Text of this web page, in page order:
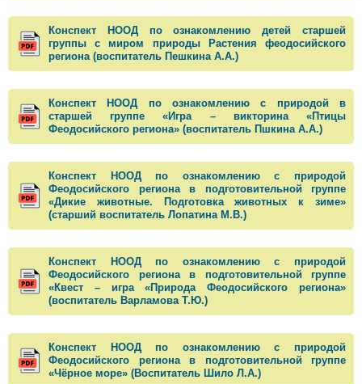
Конспект НООД по ознакомлению детей старшей
группы с миром природы Растения феодосийского
региона (воспитатель Пешкина А.А.)
Конспект НООД по ознакомлению с природой в
старшей группе «Игра – викторина «Птицы
Феодосийского региона» (воспитатель Пшкина А.А.)
Конспект НООД по ознакомлению с природой
Феодосийского региона в подготовительной группе
«Дикие животные. Подготовка животных к зиме»
(старший воспитатель Лопатина М.В.)
Конспект НООД по ознакомлению с природой
Феодосийского региона в подготовительной группе
«Квест – игра «Природа Феодосийского региона»
(воспитатель Варламова Т.Ю.)
Конспект НООД по ознакомлению с природой
Феодосийского региона в подготовительной группе
«Чёрное море» (Воспитатель Шило Л.А.)